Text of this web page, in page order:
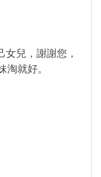
兒，謝謝您，
淘就好。